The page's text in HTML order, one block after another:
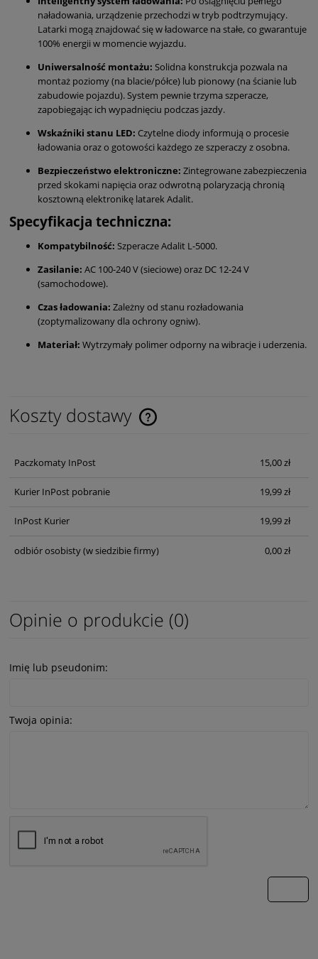
naładowania, urządzenie przechodzi w tryb podtrzymujący.
Latarki mogą znajdować się w ładowarce na stałe, co gwarantuje
100% energii w momencie wyjazdu.
Uniwersalność montażu: Solidna konstrukcja pozwala na
montaż poziomy (na blacie/półce) lub pionowy (na ścianie lub
zabudowie pojazdu). System pewnie trzyma szperacze,
zapobiegając ich wypadnięciu podczas jazdy.
Wskaźniki stanu LED: Czytelne diody informują o procesie
ładowania oraz o gotowości każdego ze szperaczy z osobna.
Bezpieczeństwo elektroniczne: Zintegrowane zabezpieczenia
przed skokami napięcia oraz odwrotną polaryzacją chronią
kosztowną elektronikę latarek Adalit.
Specyfikacja techniczna:
Kompatybilność: Szperacze Adalit L-5000.
Zasilanie: AC 100-240 V (sieciowe) oraz DC 12-24 V
(samochodowe).
Czas ładowania: Zależny od stanu rozładowania
(zoptymalizowany dla ochrony ogniw).
Materiał: Wytrzymały polimer odporny na wibracje i uderzenia.
Koszty dostawy
Cena nie zawiera ewentualnych kosztów płatności
Paczkomaty InPost 15,00 zł
Kurier InPost pobranie 19,99 zł
InPost Kurier 19,99 zł
odbiór osobisty(w siedzibie firmy) 0,00 zł
Opinie o produkcie (0)
Imię lub pseudonim:
Twoja opinia: